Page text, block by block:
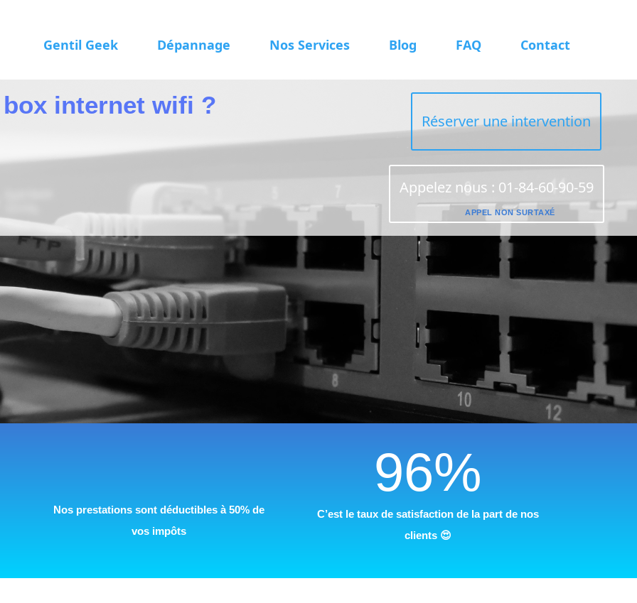
Gentil Geek Dépannage Nos Services Blog FAQ Contact
internet wifi ?
Réserver une intervention
Appelez nous : 01-84-60-90-59
APPEL NON SURTAXÉ
Nos prestations sont déductibles à 50% de
vos impôts
96%
C’est le taux de satisfaction de la part de nos
clients 😍